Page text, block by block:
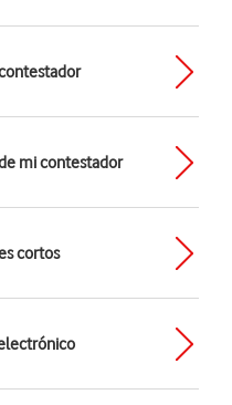
mi contestador
cortos